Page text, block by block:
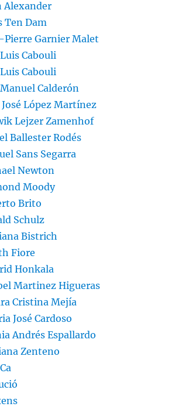
Alexander
Ten Dam
Pierre Garnier Malet
Cabouli
Cabouli
Calderón
López Martínez
Lejzer Zamenhof
Ballester Rodés
Sans Segarra
Newton
Moody
Brito
Schulz
Bistrich
Fiore
Honkala
Martinez Higueras
Cristina Mejía
José Cardoso
Andrés Espallardo
Zenteno